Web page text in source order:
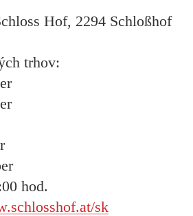
Hof, 2294 Schloßhof
trhov:
hod.
sk